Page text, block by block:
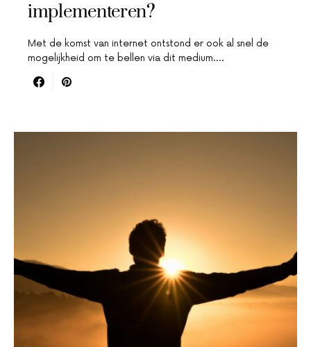
implementeren?
Met de komst van internet ontstond er ook al snel de
mogelijkheid om te bellen via dit medium.…